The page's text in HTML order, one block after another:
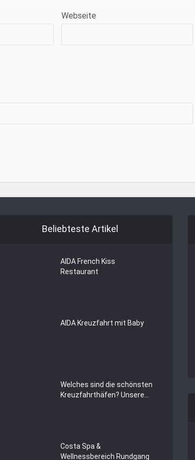
Webseite
Beliebteste Artikel
AIDA French Kiss
Restaurant
AIDA Kreuzfahrt mit Baby
Welches sind die schönsten
Kreuzfahrthäfen? Unsere...
Costa Spa &
Wellnessbereich Rundgang